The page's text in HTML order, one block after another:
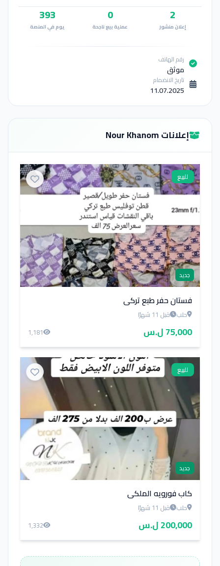
2
إعلان منشور
0
عملية بيع ناجحة
393
يوم في المنصة
رقم الهاتف
موثق
تاريخ الانضمام
11.07.2025
إعلانات Nour Khanom
للبيع
جديد
فستان حفر طبع تركي
حلب قبل 11 شهرًا
75,000 ل.س 1,181
للبيع
جديد
كاب فورويه الملكي
حلب قبل 11 شهرًا
200,000 ل.س 1,332